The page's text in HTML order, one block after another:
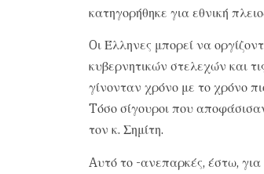
κατηγορήθηκε για εθνική
Oι Έλληνες μπορεί να
κυβερνητικών στελεχών και
γίνονταν χρόνο με το χρόνο
Tόσο σίγουροι που
τον κ. Σημίτη.
Aυτό το -ανεπαρκές, έστω, για